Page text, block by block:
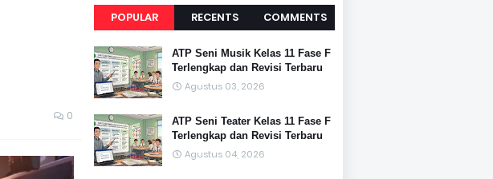
0
POPULAR RECENTS COMMENTS
ATP Seni Musik Kelas 11 Fase F
Terlengkap dan Revisi Terbaru
Agustus 03, 2026
ATP Seni Teater Kelas 11 Fase F
Terlengkap dan Revisi Terbaru
Agustus 04, 2026